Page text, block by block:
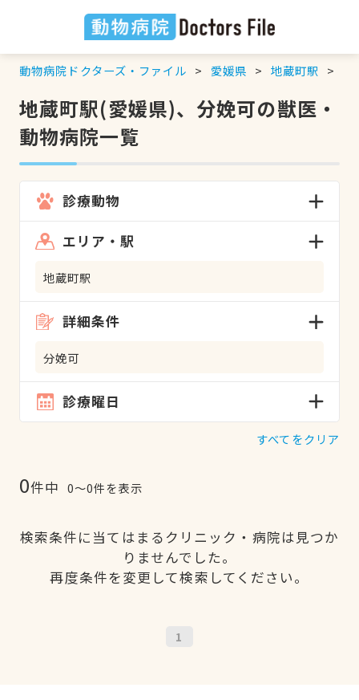
動物病院ドクターズ・ファイル 愛媛県 地蔵町駅
地蔵町駅(愛媛県)、分娩可の獣医・
動物病院一覧
診療動物
エリア・駅
地蔵町駅
詳細条件
分娩可
診療曜日
すべてをクリア
0件中 0〜0件を表示
検索条件に当てはまるクリニック・病院は見つか
りませんでした。
再度条件を変更して検索してください。
1